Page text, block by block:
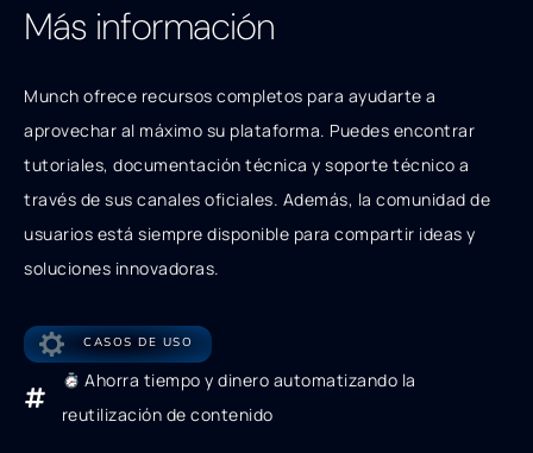
Más información
Munch ofrece recursos completos para ayudarte a
aprovechar al máximo su plataforma. Puedes encontrar
tutoriales, documentación técnica y soporte técnico a
través de sus canales oficiales. Además, la comunidad de
usuarios está siempre disponible para compartir ideas y
soluciones innovadoras.
CASOS DE USO
Ahorra tiempo y dinero automatizando la
reutilización de contenido